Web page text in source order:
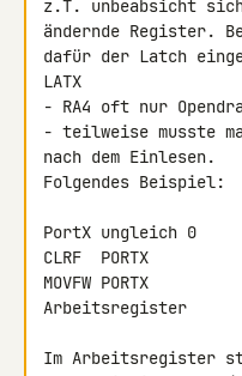
z.T. unbeabsicht
ändernde Register.
dafür der Latch
LATX
- RA4 oft nur
- teilweise musste
nach dem Einlesen.
Folgendes Beispiel:
PortX ungleich 0
CLRF  PORTX
MOVFW PORTX
Arbeitsregister
Im Arbeitsregister